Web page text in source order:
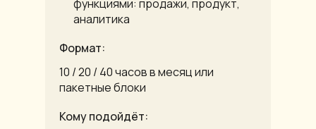
Формат:
Кому подойдёт:
10 / 20 / 40 часов в месяц или
пакетные блоки
функциями: продажи, продукт,
аналитика